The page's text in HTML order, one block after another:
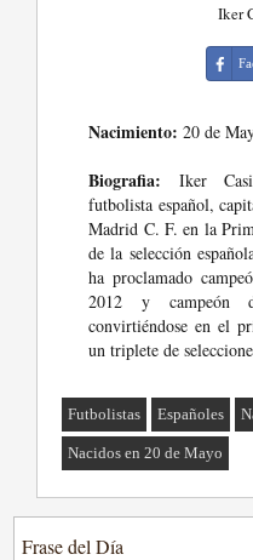
Iker
Nacimiento: 20 de
Biografia: Iker
futbolista español,
Madrid C. F. en la
de la selección
ha proclamado
2012 y campeón
convirtiéndose en el
un triplete de
Futbolistas Españoles
Nacidos en 20 de Mayo
Frase del Día